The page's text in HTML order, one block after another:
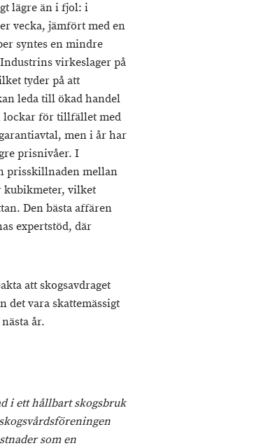
lägre än i fjol: i
vecka, jämfört med en
syntes en mindre
virkeslager på
tyder på att
leda till ökad handel
lockar för tillfället med
men i år har
prisnivåer. I
prisskillnaden mellan
kubikmeter, vilket
Den bästa affären
expertstöd, där
att skogsavdraget
det vara skattemässigt
år.
i ett hållbart skogsbruk
som en